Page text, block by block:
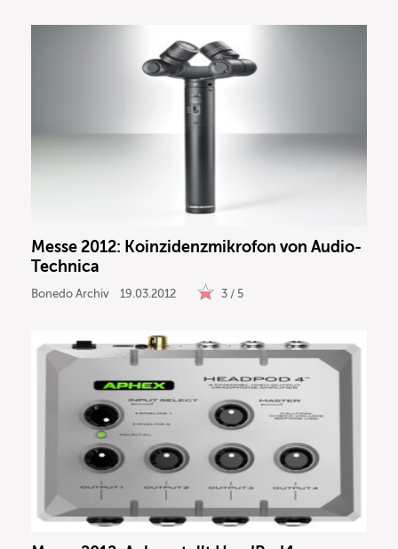
Messe 2012: Koinzidenzmikrofon von Audio-
Technica
Bonedo Archiv 19.03.2012 3 / 5